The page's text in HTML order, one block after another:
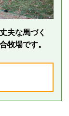
夫な馬づく
牧場です。